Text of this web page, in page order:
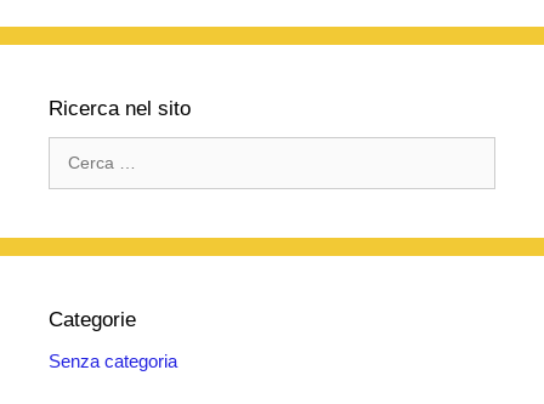
Ricerca nel sito
per:
Categorie
Senza categoria